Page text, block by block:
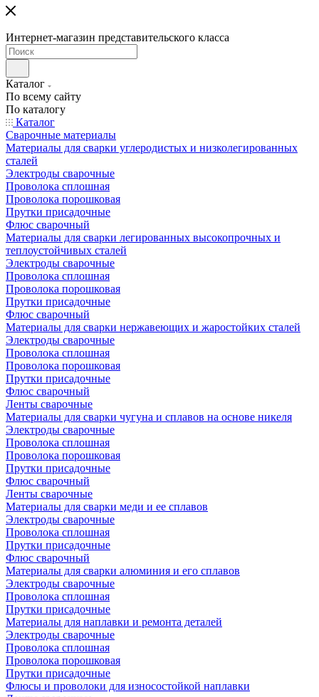
Интернет-магазин представительского класса
Каталог
По всему сайту
По каталогу
Каталог
Сварочные материалы
Материалы для сварки углеродистых и низколегированных
сталей
Электроды сварочные
Проволока сплошная
Проволока порошковая
Прутки присадочные
Флюс сварочный
Материалы для сварки легированных высокопрочных и
теплоустойчивых сталей
Электроды сварочные
Проволока сплошная
Проволока порошковая
Прутки присадочные
Флюс сварочный
Материалы для сварки нержавеющих и жаростойких сталей
Электроды сварочные
Проволока сплошная
Проволока порошковая
Прутки присадочные
Флюс сварочный
Ленты сварочные
Материалы для сварки чугуна и сплавов на основе никеля
Электроды сварочные
Проволока сплошная
Проволока порошковая
Прутки присадочные
Флюс сварочный
Ленты сварочные
Материалы для сварки меди и ее сплавов
Электроды сварочные
Проволока сплошная
Прутки присадочные
Флюс сварочный
Материалы для сварки алюминия и его сплавов
Электроды сварочные
Проволока сплошная
Прутки присадочные
Материалы для наплавки и ремонта деталей
Электроды сварочные
Проволока сплошная
Проволока порошковая
Прутки присадочные
Флюсы и проволоки для износостойкой наплавки